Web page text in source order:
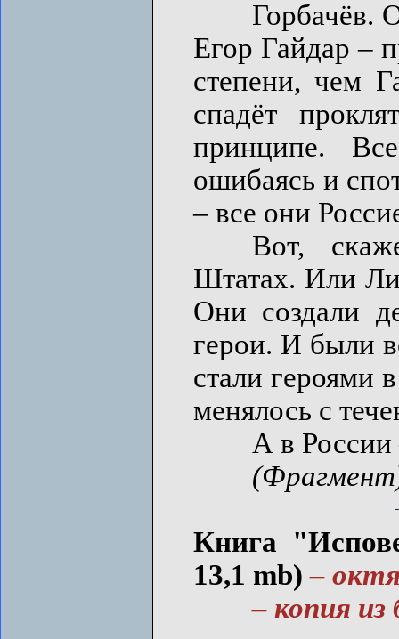
Горбачёв. Он
Егор Гайдар –
степени, чем
спадёт
принципе.
ошибаясь и
– все они
Вот,
Штатах. Или
Они создали
герои. И были
стали героями
менялось с
А в России
Книга
13,1 mb)–
– копия из